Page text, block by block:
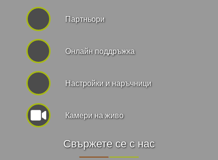
Партньори
Онлайн поддръжка
Hастройки и наръчници
Камери на живо
Свържете се с нас